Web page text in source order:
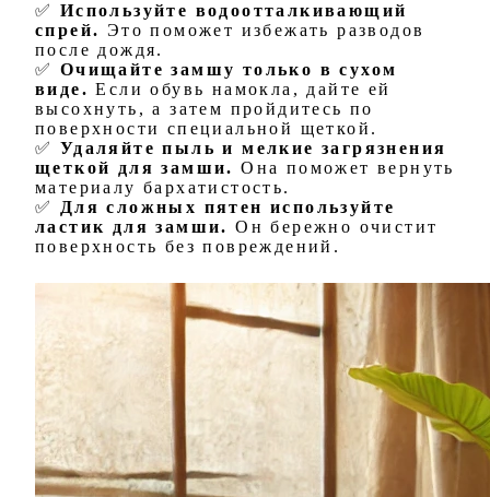
✅ Используйте водоотталкивающий
спрей. Это поможет избежать разводов
после дождя.
✅ Очищайте замшу только в сухом
виде. Если обувь намокла, дайте ей
высохнуть, а затем пройдитесь по
поверхности специальной щеткой.
✅ Удаляйте пыль и мелкие загрязнения
щеткой для замши. Она поможет вернуть
материалу бархатистость.
✅
Для сложных пятен используйте
ластик для замши. Он бережно очистит
поверхность без повреждений.